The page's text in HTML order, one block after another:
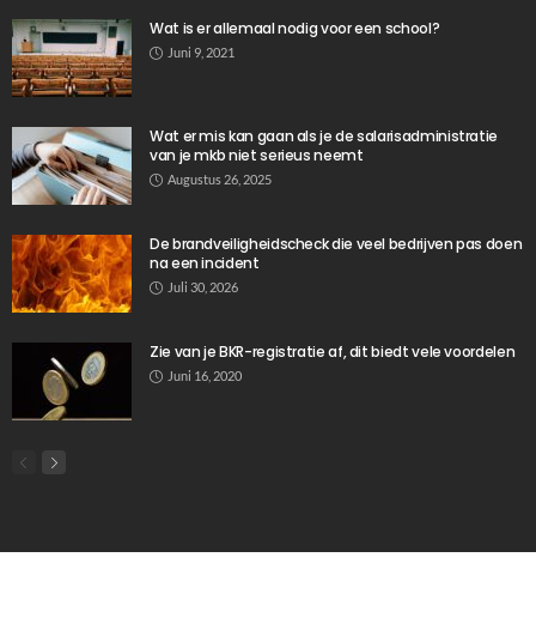
Wat is er allemaal nodig voor een school?
Juni 9, 2021
Wat er mis kan gaan als je de salarisadministratie
van je mkb niet serieus neemt
Augustus 26, 2025
De brandveiligheidscheck die veel bedrijven pas doen
na een incident
Juli 30, 2026
Zie van je BKR-registratie af, dit biedt vele voordelen
Juni 16, 2020